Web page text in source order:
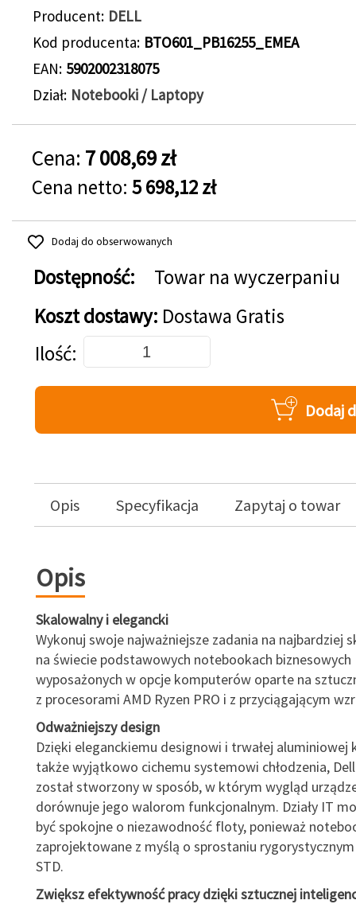
Producent DELL
Kod producenta BTO601_PB16255_EMEA
EAN 5902002318075
Dział Notebooki / Laptopy
Cena: 7 008,69 zł
Cena netto: 5 698,12 zł
Dodaj do obserwowanych
Dostępność:
Towar na wyczerpaniu
Koszt dostawy: Dostawa Gratis
Dodaj do koszyka
Ilość
Dodaj
Opis Specyfikacja Zapytaj o towar
Opis
Skalowalny i elegancki
Wykonuj swoje najważniejsze zadania na najbardziej
na świecie podstawowych notebookach biznesowych
wyposażonych w opcje komputerów oparte na
z procesorami AMD Ryzen PRO i z przyciągającym
Odważniejszy design
Dzięki eleganckiemu designowi i trwałej aluminiowej
także wyjątkowo cichemu systemowi chłodzenia,
został stworzony w sposób, w którym wygląd
dorównuje jego walorom funkcjonalnym. Działy IT
być spokojne o niezawodność floty, ponieważ
zaprojektowane z myślą o sprostaniu
STD.
Zwiększ efektywność pracy dzięki sztucznej